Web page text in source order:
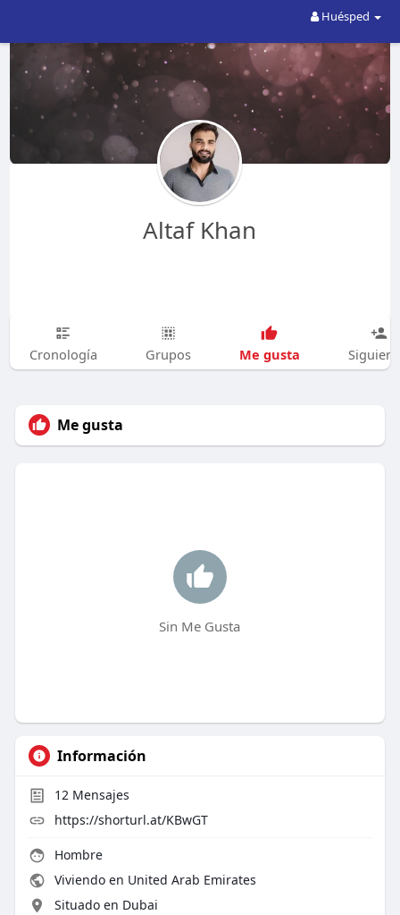
Huésped
Altaf Khan
Cronología Grupos Me gusta
Me gusta
Sin Me Gusta
Información
12Mensajes
https://shorturl.at/KBwGT
Hombre
Viviendo en United Arab Emirates
Situado en Dubai